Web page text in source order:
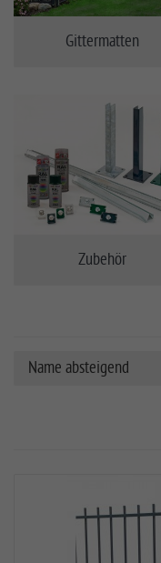
Gittermatten
Zubehör
Name absteigend